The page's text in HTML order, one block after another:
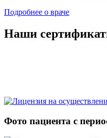
Подробнее о враче
Наши
Фото пациента с